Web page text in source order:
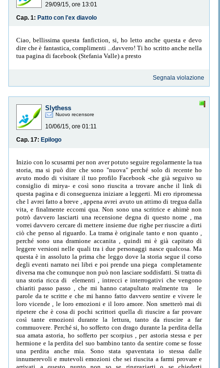
29/09/15, ore 13:01
Cap. 1: Patto con l'ex diavolo
Ciao, bellissima questa fanfiction, si, ho letto anche questa e devo
dire che è fantastica, complimenti ...davvero! Ti ho scritto anche nella
tua pagina di facebook (Stefania Valle) a presto
Segnala violazione
Slythess
Nuovo recensore
10/06/15, ore 01:11
Cap. 17: Epilogo
Inizio con lo scusarmi per non aver potuto seguire regolarmente la tua
storia, ma si può dire che sono "nuova" perché solo di recente ho
avuto modo di visitare il tuo profilo Facebook -che già seguivo su
consiglio di mirya- e così sono riuscita a trovare anche il link di
questa pagina e di conseguenza iniziare a leggerti. Mi ero ripromessa
che l avrei fatto a breve , appena avrei avuto un attimo di tregua dalla
vita, e finalmente eccomi qua. Non sono una scritrice e ahimè non
potrò davvero lasciarti una recensione degna di questo nome , ma
vorrei davvero cercare di mettere insieme due righe per riuscire a dirti
ciò che penso al riguardo. La trama è originale tanto e non quanto ,
perché sono una dramione accanita , quindi mi è già capitato di
leggere versioni nelle quali tra i due personaggi nasce qualcosa. Ma
questa è in assoluto la prima che leggo dove la storia segue il corso
degli eventi narrato nei libri e poi prende una piega completamente
diversa ma che comunque non può non lasciare soddisfatti. Si tratta di
una storia ricca di elementi , intrecci e interrogativi che vengono
chiariti passo passo , che mi hanno catapultato realmente tra le
parole da te scritte e che mi hanno fatto davvero sentire e vivere le
loro vicende , le loro emozioni e il loro amore. Non smetterò mai di
ripetere che è cosa di pochi scrittori quella di riuscire a far provare
così tante emozioni durante la lettura, tanto da riuscire a far
commuovere. Perché si, ho sofferto con drago durante la perdita della
sua amata astoria, ho sofferto per scorpius , per astoria stessa e per
hermione e la perdita del suo bambino tanto da sentire come se fosse
una perdita anche mia. Sono stata spaventata io stessa dalle
innumerevoli e mutevoli emozioni che sei riuscita a farmi provare e